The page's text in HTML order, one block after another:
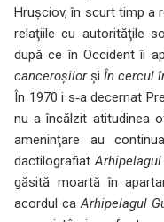
Hruşciov, în scurt timp a
relaţiile cu autorităţile
după ce în Occident îi
canceroşilorşi În cercul
În 1970 i s‑a decernat
nu a încălzit atitudinea
ameninţare au
dactilografiat
găsită moartă în
acordul caArhipelagul